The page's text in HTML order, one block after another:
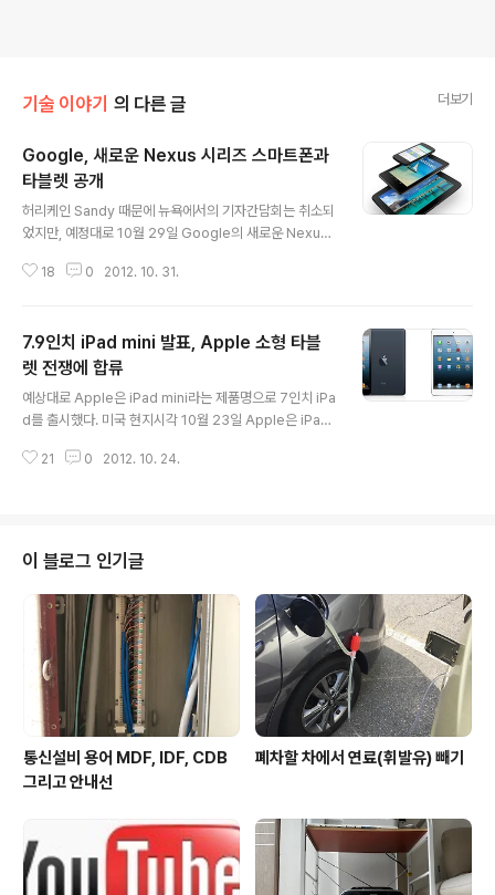
기술 이야기 의 다른 글 더보기
Google, 새로운 Nexus 시리즈 스마트폰과
타블렛 공개
허리케인 Sandy 때문에 뉴욕에서의 기자간담회는 취소되
었지만, 예정대로 10월 29일 Google의 새로운 Nexus
제품은 LG전자가 제조한 Nexus 4 스마트폰과 삼성전자
ndroid 하드웨어 라인인 Nexus 시리즈 신제품 4인치, 7
인치, 10인치 스마트 디바이스를 통해 다양한 크기의 제품
라인업을 제공함으로써 직접적으로 Apple의 iPhone, iP
ad mini, iPad와 경쟁구도를 갖출 수 있게 되었다. 이번
신제품 발표는 Google이 Apple 제품에 직접 대응하는
라인업을 구축했다는데 의의를 둘 수 있다. 또..
18 0 2012. 10. 31.
7.9인치 iPad mini 발표, Apple 소형 타블
렛 전쟁에 합류
예상대로 Apple은 iPad mini라는 제품명으로 7인치 iPa
d를 출시했다. 미국 현지시각 10월 23일 Apple은 iPad
얇아진 iMac, 내부적으로 업그레이드된 Mac mini 등 홀
세대)가 Retina 디스플레이를 장착한 것과 달리 가격 경쟁
력이 중요한 iPad mini의 경우 LED 백라이트가 지원되는
1024x768 해상도 IPS 디스플레이를 채용했다. AP는 D
ual-core A5를 채용하여 iPad 2의 칩셋과 동..
21 0 2012. 10. 24.
이 블로그 인기글
통신설비 용어 MDF, IDF, CDB
그리고 안내선
폐차할 차에서 연료(휘발유) 빼기